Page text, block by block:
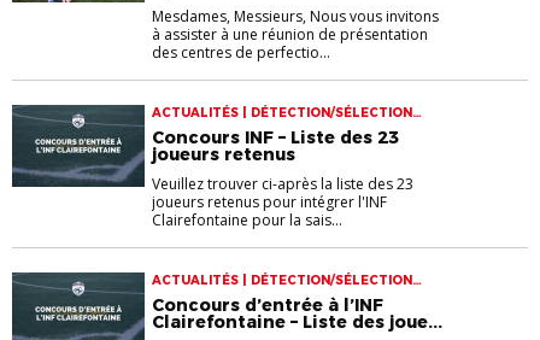
Mesdames, Messieurs, Nous vous invitons
à assister à une réunion de présentation
des centres de perfectio...
ACTUALITÉS | DÉTECTION/SÉLECTION
GARÇON
Concours INF – Liste des 23
joueurs retenus
Veuillez trouver ci-après la liste des 23
joueurs retenus pour intégrer l'INF
Clairefontaine pour la sais...
ACTUALITÉS | DÉTECTION/SÉLECTION
GARÇON
Concours d’entrée à l’INF
Clairefontaine – Liste des joue...